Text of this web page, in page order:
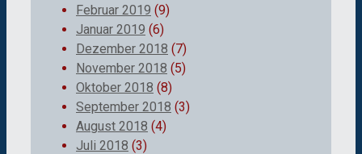
Februar 2019 (9)
Januar 2019 (6)
Dezember 2018 (7)
November 2018 (5)
Oktober 2018 (8)
September 2018 (3)
August 2018 (4)
Juli 2018 (3)